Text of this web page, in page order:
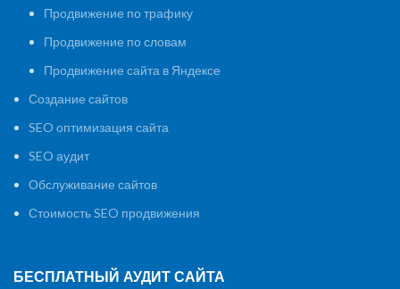
Продвижение по трафику
Продвижение по словам
Продвижение сайта в Яндексе
Создание сайтов
SEO оптимизация сайта
SEO аудит
Обслуживание сайтов
Стоимость SEO продвижения
БЕСПЛАТНЫЙ АУДИТ САЙТА